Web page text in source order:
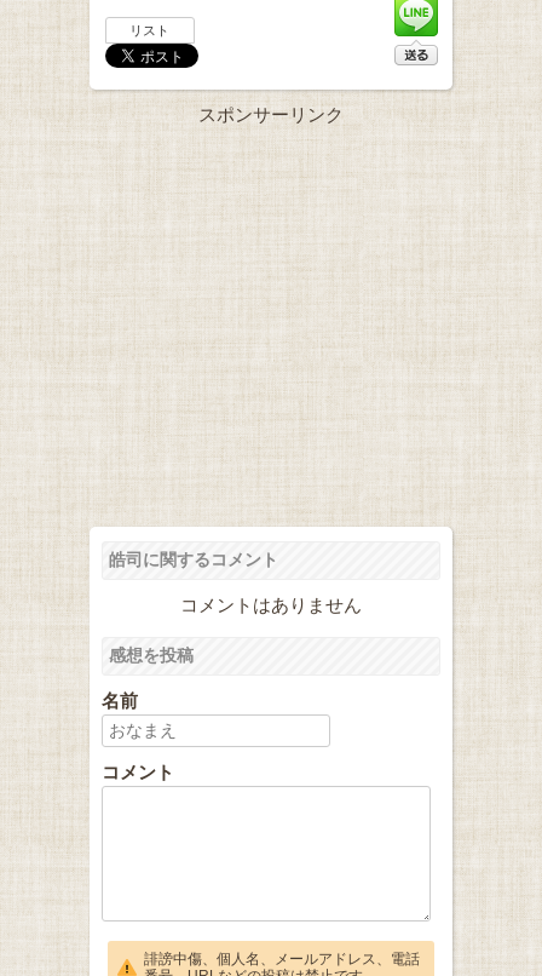
リスト
スポンサーリンク
皓司に関するコメント
コメントはありません
感想を投稿
名前
コメント
誹謗中傷、個人名、メールアドレス、電話